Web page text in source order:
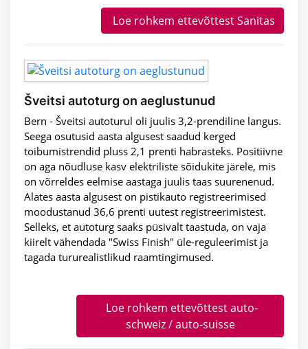
Loe rohkem ettevõttest Sanitas
Šveitsi autoturg on aeglustunud
Bern - Šveitsi autoturul oli juulis 3,2-prendiline langus.
Seega osutusid aasta algusest saadud kerged
toibumistrendid pluss 2,1 prenti habrasteks. Positiivne
on aga nõudluse kasv elektriliste sõidukite järele, mis
on võrreldes eelmise aastaga juulis taas suurenenud.
Alates aasta algusest on pistikauto registreerimised
moodustanud 36,6 prenti uutest registreerimistest.
Selleks, et autoturg saaks püsivalt taastuda, on vaja
kiirelt vähendada "Swiss Finish" üle-reguleerimist ja
tagada tururealistlikud raamtingimused.
Loe rohkem ettevõttest auto-
schweiz / auto-suisse